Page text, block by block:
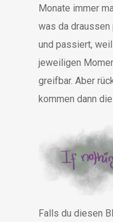
Monate immer
was da draussen
und passiert,
jeweiligen
greifbar. Aber
kommen dann
Falls du diesen